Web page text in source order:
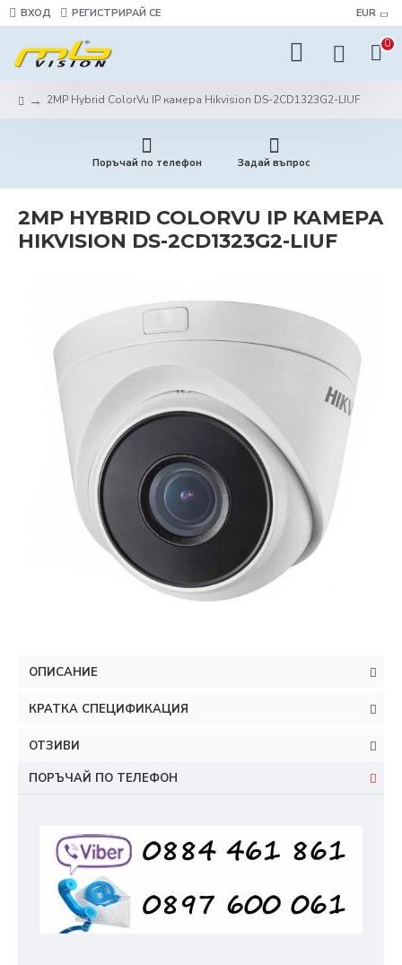
ВХОД РЕГИСТРИРАЙ СЕ EUR
0
2MP Hybrid ColorVu IP камера Hikvision DS-2CD1323G2-LIUF
Поръчай по телефон Задай въпрос
2MP HYBRID COLORVU IP КАМЕРА
HIKVISION DS-2CD1323G2-LIUF
ОПИСАНИЕ
КРАТКА СПЕЦИФИКАЦИЯ
ОТЗИВИ
ПОРЪЧАЙ ПО ТЕЛЕФОН